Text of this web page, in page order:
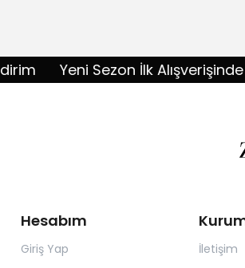
Yeni Sezon İlk Alışverişinde
Hesabım
Giriş Yap İletişim